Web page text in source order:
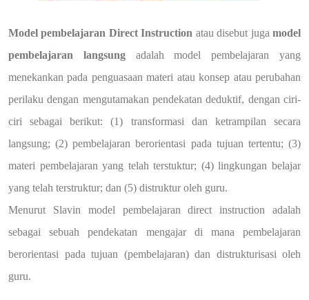
Model pembelajaran Direct Instruction atau disebut jugamodel
pembelajaran langsungadalah model pembelajaran yang
menekankan pada penguasaan materi atau konsep atau perubahan
perilaku dengan mengutamakan pendekatan deduktif, dengan ciri-
ciri sebagai berikut: (1) transformasi dan ketrampilan secara
langsung; (2) pembelajaran berorientasi pada tujuan tertentu; (3)
materi pembelajaran yang telah terstuktur; (4) lingkungan belajar
yang telah terstruktur; dan (5) distruktur oleh guru.
Menurut Slavin model pembelajaran direct instruction adalah
sebagai sebuah pendekatan mengajar di mana pembelajaran
berorientasi pada tujuan (pembelajaran) dan distrukturisasi oleh
guru.